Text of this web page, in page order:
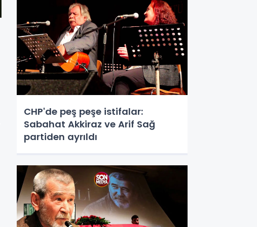
CHP'de peş peşe istifalar:
Sabahat Akkiraz ve Arif Sağ
partiden ayrıldı